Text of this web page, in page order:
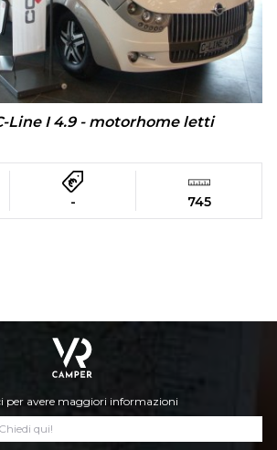
Line I 4.9 - motorhome letti
- 745
per avere maggiori informazioni